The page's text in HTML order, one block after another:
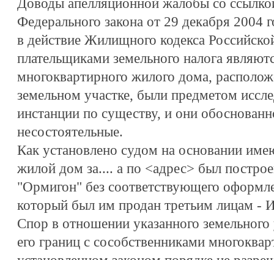
Доводы апелляционной жалобы со
Федерального закона от 29 декабря
в действие Жилищного кодекса
плательщиками земельного налога
многоквартирного жилого дома,
земельном участке, были предметом
инстанции по существу, и они
несостоятельные.
Как установлено судом на основании
жилой дом за.... а по <адрес> был
"Ормигон" без соответствующего
который был им продан третьим лицам
Спор в отношении указанного земельного
его границ с сособственниками